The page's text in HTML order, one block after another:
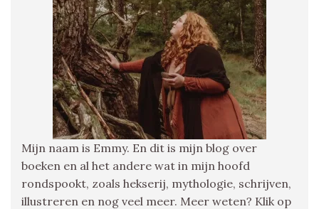
Mijn naam is Emmy. En dit is mijn blog over
boeken en al het andere wat in mijn hoofd
rondspookt, zoals hekserij, mythologie, schrijven,
illustreren en nog veel meer. Meer weten? Klik op